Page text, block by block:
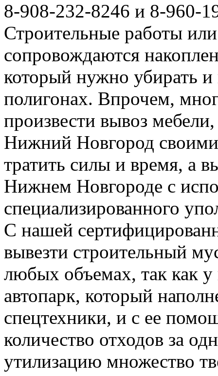
8-908-232-8246 и 8-960-
Строительные работы
сопровождаются
который нужно убирать
полигонах. Впрочем,
произвести вывоз
Нижний Новгород
тратить силы и время, а
Нижнем Новгороде с
специализированного
С нашей
вывезти строительный
любых объемах, так как
автопарк, который
спецтехники, и с ее
количество отходов за
утилизацию множество